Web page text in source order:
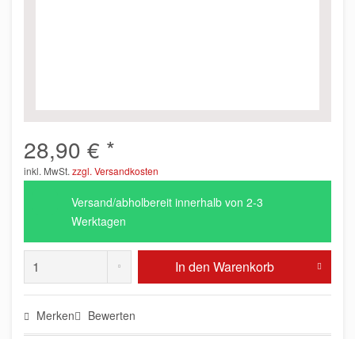
28,90 € *
inkl. MwSt. zzgl. Versandkosten
Versand/abholbereit innerhalb von 2-3
Werktagen
In den Warenkorb
Merken Bewerten